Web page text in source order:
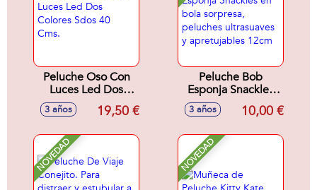
Peluche Oso Con
Luces Led Dos
Colores Sdos 40
Cms.
3 años 19,50 €
Peluche Bob
Esponja Snackles
en bola sorpresa,
peluches
apretujables 12cm
3 años 10,00 €
NOVEDAD NOVEDAD